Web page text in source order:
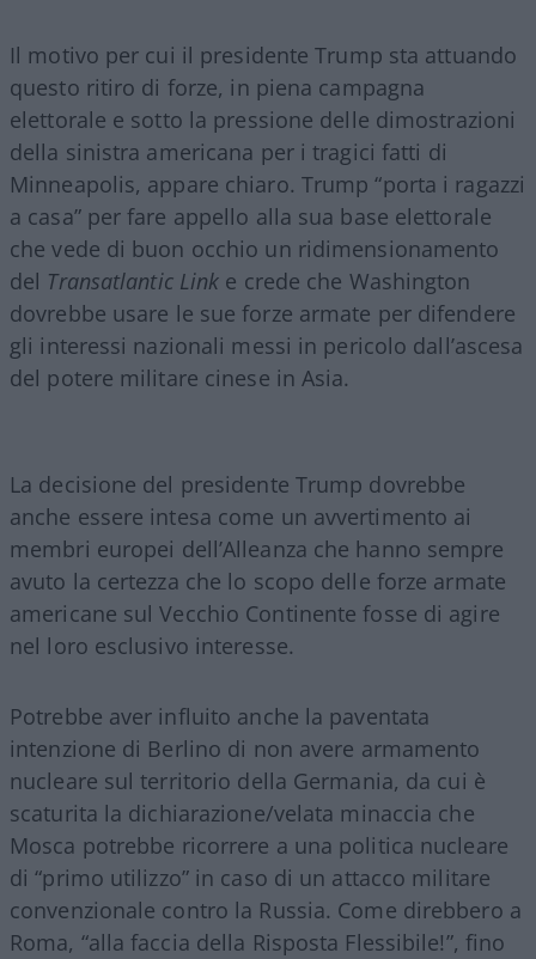
Il motivo per cui il presidente Trump sta attuando
questo ritiro di forze, in piena campagna
elettorale e sotto la pressione delle dimostrazioni
della sinistra americana per i tragici fatti di
Minneapolis, appare chiaro. Trump “porta i ragazzi
a casa” per fare appello alla sua base elettorale
che vede di buon occhio un ridimensionamento
del Transatlantic Link e crede che Washington
dovrebbe usare le sue forze armate per difendere
gli interessi nazionali messi in pericolo dall’ascesa
del potere militare cinese in Asia.
La decisione del presidente Trump dovrebbe
anche essere intesa come un avvertimento ai
membri europei dell’Alleanza che hanno sempre
avuto la certezza che lo scopo delle forze armate
americane sul Vecchio Continente fosse di agire
nel loro esclusivo interesse.
Potrebbe aver influito anche la paventata
intenzione di Berlino di non avere armamento
nucleare sul territorio della Germania, da cui è
scaturita la dichiarazione/velata minaccia che
Mosca potrebbe ricorrere a una politica nucleare
di “primo utilizzo” in caso di un attacco militare
convenzionale contro la Russia. Come direbbero a
Roma, “alla faccia della Risposta Flessibile!”, fino